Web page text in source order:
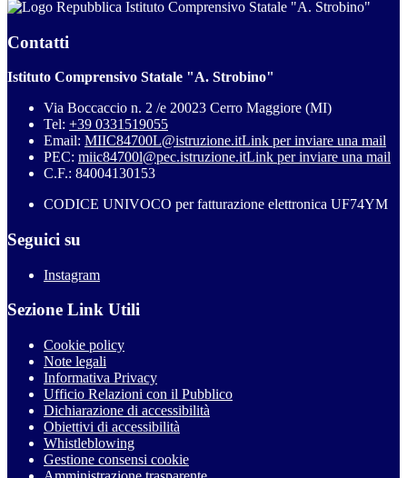
Istituto Comprensivo Statale "A. Strobino"
Contatti
Istituto Comprensivo Statale "A. Strobino"
Via Boccaccio n. 2 /e 20023 Cerro Maggiore (MI)
Tel: +39 0331519055
Email: MIIC84700L@istruzione.itLink per inviare una mail
PEC: miic84700l@pec.istruzione.itLink per inviare una mail
C.F.: 84004130153
CODICE UNIVOCO per fatturazione elettronica UF74YM
Seguici su
Instagram
Sezione Link Utili
Cookie policy
Note legali
Informativa Privacy
Ufficio Relazioni con il Pubblico
Dichiarazione di accessibilità
Obiettivi di accessibilità
Whistleblowing
Gestione consensi cookie